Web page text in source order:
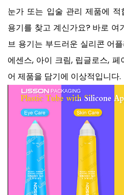
눈가 또는 입술 관리 제품에
용기를 찾고 계신가요? 바로 여
브 용기는 부드러운 실리콘 어
에센스, 아이 크림, 립글로스,
어 제품을 담기에 이상적입니다.